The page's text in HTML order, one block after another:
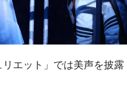
エット」では美声を披露